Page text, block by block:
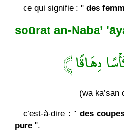
ce qui signifie : " des
soūrat an-Naba’
دِهَاقًا ﴾
(wa ka’san
c’est-à-dire : " des
pure".